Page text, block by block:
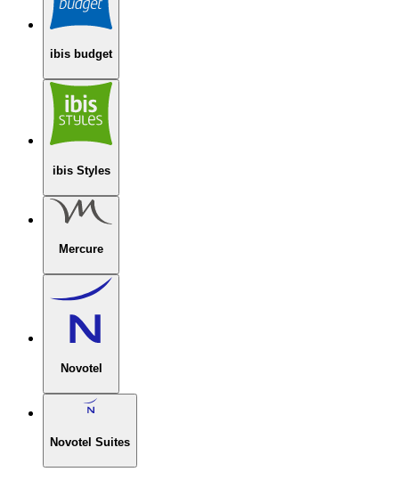
ibis budget
ibis Styles
Mercure
Novotel
Novotel Suites